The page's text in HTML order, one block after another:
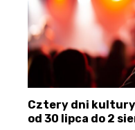
Cztery dni
od 30 lipca do 2